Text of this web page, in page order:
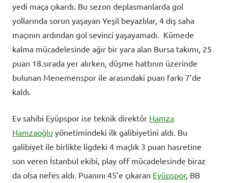
yedi maça çıkardı. Bu sezon deplasmanlarda gol
yollarında sorun yaşayan Yeşil beyazlılar, 4 dış saha
maçının ardından gol sevinci yaşayamadı. Kümede
kalma mücadelesinde ağır bir yara alan Bursa takımı, 25
puan 18.sırada yer alırken, düşme hattının üzerinde
bulunan Menemenspor ile arasındaki puan farkı 7’de
kaldı.
Ev sahibi Eyüpspor ise teknik direktör Hamza
Hamzaoğlu yönetimindeki ilk galibiyetini aldı. Bu
galibiyet ile birlikte ligdeki 4 maçlık 3 puan hasretine
son veren İstanbul ekibi, play off mücadelesinde biraz
da olsa nefes aldı. Puanını 45’e çıkaran Eyüpspor, BB